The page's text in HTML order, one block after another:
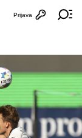
Otvori
Prijava